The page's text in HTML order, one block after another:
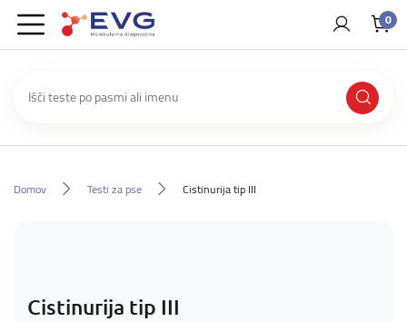
0
Domov Testi za pse Cistinurija tip III
Cistinurija tip III